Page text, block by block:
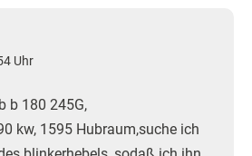
Uhr
b 180 245G,
kw, 1595 Hubraum,suche ich